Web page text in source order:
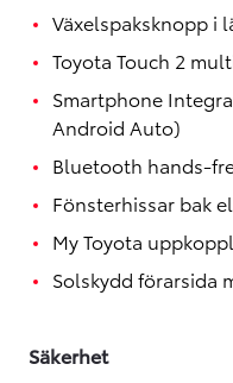
Växelspaksknopp i
Toyota Touch 2
Smartphone
Android Auto)
Bluetooth hands-
Fönsterhissar bak
My Toyota
Solskydd förarsida
Säkerhet